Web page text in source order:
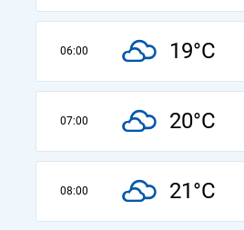
06:00 19°C
07:00 20°C
08:00 21°C